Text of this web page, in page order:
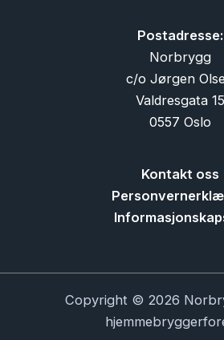
Postadresse:
Norbrygg
c/o Jørgen
Valdresgata 15
0557 Oslo
Kontakt oss
Copyright © 2026